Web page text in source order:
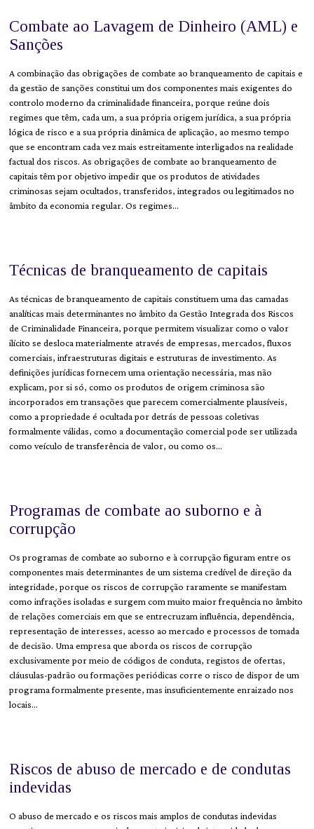
Combate ao Lavagem de Dinheiro (AML) e
Sanções
A combinação das obrigações de combate ao branqueamento de capitais e
da gestão de sanções constitui um dos componentes mais exigentes do
controlo moderno da criminalidade financeira, porque reúne dois
regimes que têm, cada um, a sua própria origem jurídica, a sua própria
lógica de risco e a sua própria dinâmica de aplicação, ao mesmo tempo
que se encontram cada vez mais estreitamente interligados na realidade
factual dos riscos. As obrigações de combate ao branqueamento de
capitais têm por objetivo impedir que os produtos de atividades
criminosas sejam ocultados, transferidos, integrados ou legitimados no
âmbito da economia regular. Os regimes…
Técnicas de branqueamento de capitais
As técnicas de branqueamento de capitais constituem uma das camadas
analíticas mais determinantes no âmbito da Gestão Integrada dos Riscos
de Criminalidade Financeira, porque permitem visualizar como o valor
ilícito se desloca materialmente através de empresas, mercados, fluxos
comerciais, infraestruturas digitais e estruturas de investimento. As
definições jurídicas fornecem uma orientação necessária, mas não
explicam, por si só, como os produtos de origem criminosa são
incorporados em transações que parecem comercialmente plausíveis,
como a propriedade é ocultada por detrás de pessoas coletivas
formalmente válidas, como a documentação comercial pode ser utilizada
como veículo de transferência de valor, ou como os…
Programas de combate ao suborno e à
corrupção
Os programas de combate ao suborno e à corrupção figuram entre os
componentes mais determinantes de um sistema credível de direção da
integridade, porque os riscos de corrupção raramente se manifestam
como infrações isoladas e surgem com muito maior frequência no âmbito
de relações comerciais em que se entrecruzam influência, dependência,
representação de interesses, acesso ao mercado e processos de tomada
de decisão. Uma empresa que aborda os riscos de corrupção
exclusivamente por meio de códigos de conduta, registos de ofertas,
cláusulas-padrão ou formações periódicas corre o risco de dispor de um
programa formalmente presente, mas insuficientemente enraizado nos
locais…
Riscos de abuso de mercado e de condutas
indevidas
O abuso de mercado e os riscos mais amplos de condutas indevidas